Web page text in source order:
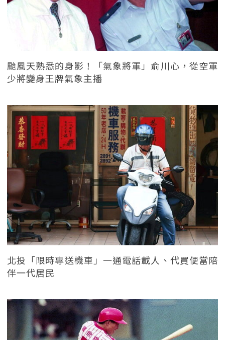
颱風天熟悉的身影！「氣象將軍」俞川心，從空軍
少將變身王牌氣象主播
北投「限時專送機車」一通電話載人、代買便當陪
伴一代居民